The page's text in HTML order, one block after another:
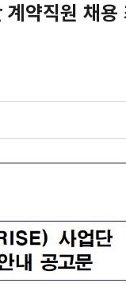
약직원 채용